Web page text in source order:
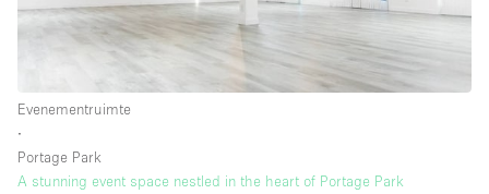
Whitebox / Minimaal
Verdieping/Toegang:
Begane grond tuin
Evenementruimte
∙
Portage Park
A stunning event space nestled in the heart of Portage Park